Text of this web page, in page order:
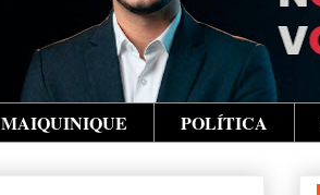
MAIQUINIQUE POLÍTICA